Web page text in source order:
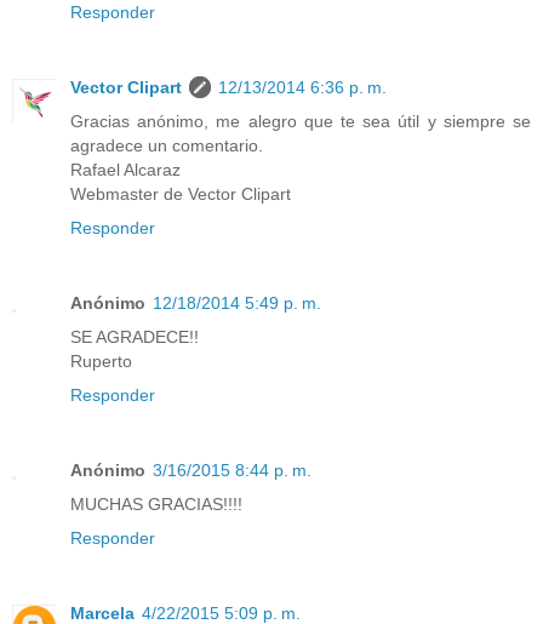
Responder
Vector Clipart
12/13/2014 6:36 p. m.
Gracias anónimo, me alegro que te sea útil y siempre se
agradece un comentario.
Rafael Alcaraz
Webmaster de Vector Clipart
Responder
Anónimo 12/18/2014 5:49 p. m.
SE AGRADECE!!
Ruperto
Responder
Anónimo 3/16/2015 8:44 p. m.
MUCHAS GRACIAS!!!!
Responder
Marcela 4/22/2015 5:09 p. m.